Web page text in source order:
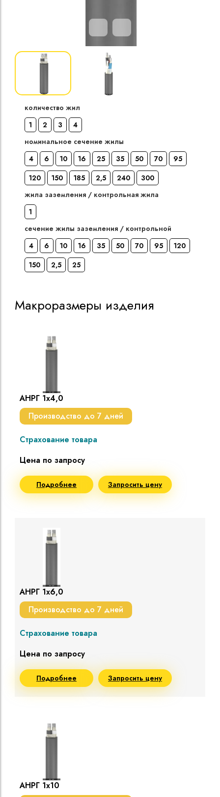
количество жил
1
2 3
4
номинальное сечение жилы
4
6 10 16 25 35 50 70
95
120
150 185 2,5 240
300
жила заземления / контрольная жила
1
сечение жилы заземления / контрольной
4
6 10 16 35 50 70 95
120
150
2,5 25
Макроразмеры изделия
АНРГ 1х4,0
Производство до 7 дней
Страхование товара
Цена по запросу
Подробнее Запросить цену
АНРГ 1х6,0
Производство до 7 дней
Страхование товара
Цена по запросу
Подробнее Запросить цену
АНРГ 1х10